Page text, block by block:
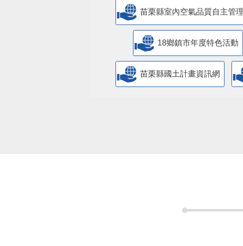
苗栗縣室內空氣品質自主管
18鄉鎮市年度特色活動
苗栗縣國土計畫資訊網